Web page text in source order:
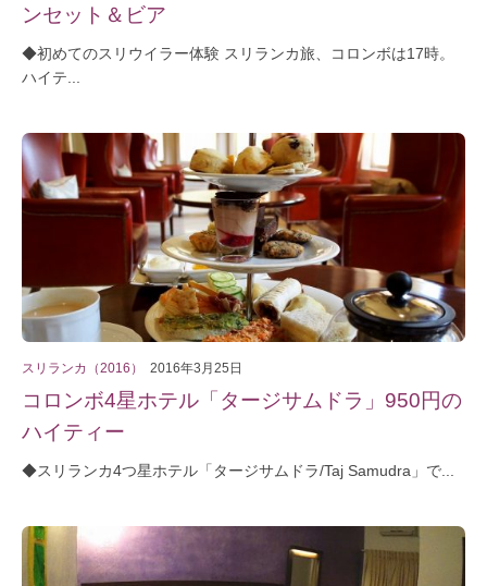
ンセット＆ビア
◆初めてのスリウイラー体験 スリランカ旅、コロンボは17時。
ハイテ...
スリランカ（2016） 2016年3月25日
コロンボ4星ホテル「タージサムドラ」950円の
ハイティー
◆スリランカ4つ星ホテル「タージサムドラ/Taj Samudra」で...